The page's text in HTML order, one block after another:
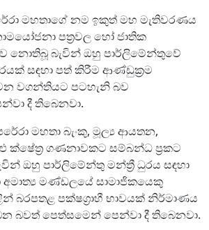
මහතාගේ නම ඉකුත් මහ මැතිවරණය
පත්‍රවල හෝ ජාතික
නොතිබූ බැවින් ඔහු පාර්ලිමේන්තුවේ
සඳහා පත් කිරීම ආණ්ඩුක්‍රම
වගන්තියට පටහැනි බව
දී තිබෙනවා.
මහතා බැංකු, මූල්‍ය ආයතන,
ක්ෂේත්‍ර ගණනාවකට සම්බන්ධ ප්‍රකට
ඔහු පාර්ලිමේන්තු මන්ත්‍රී ධුරය සඳහා
මණ්ඩලයේ සාමාජිකයෙකු
බරපතළ පක්ෂග්‍රාහී භාවයක් නිර්මාණය
බවත් පෙත්සමෙන් පෙන්වා දී තිබෙනවා.